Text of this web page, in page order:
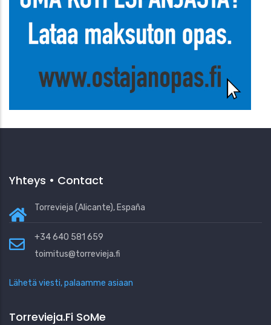
Yhteys • Contact
Torrevieja (Alicante), España
+34 640 581 659
toimitus@torrevieja.fi
Lähetä viesti, palaamme asiaan
Torrevieja.fi SoMe